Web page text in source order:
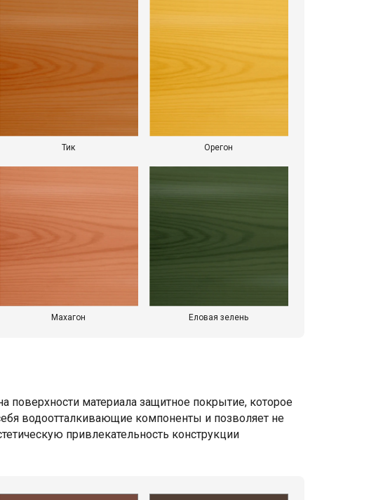
Тик Орегон
Махагон Еловая зелень
материала защитное покрытие, которое
водоотталкивающие компоненты и позволяет не
привлекательность конструкции